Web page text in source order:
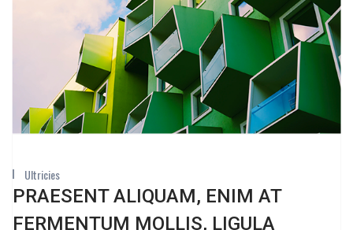
Ultricies
PRAESENT ALIQUAM, ENIM AT
FERMENTUM MOLLIS, LIGULA